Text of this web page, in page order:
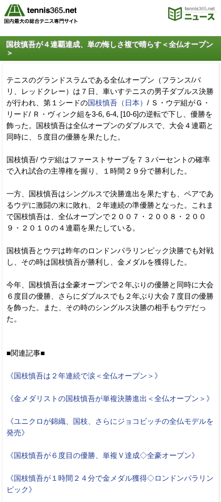
国枝慎吾が４連覇達成、単の悔しさ複で晴らす＜全仏オープン
＞
テニスのグランドスラムである全仏オープン（フランス/パ
リ、レッドクレー）は７日、車いすテニスの男子ダブルス決勝
が行われ、第１シードの国枝慎吾（日本） / Ｓ・ウデ組がＧ・
リード/ Ｒ・ヴィンク組を3-6, 6-4, [10-6]の逆転で下し、優勝を
飾った。国枝慎吾は全仏オープンのダブルスで、大会４連覇と
同時に、５度目の優勝を果たした。
国枝慎吾/ ウデ組はファーストサーブを７３パーセントの確率
で入れ試合の主導権を握り、１時間２９分で勝利した。
一方、国枝慎吾はシングルスで決勝進出を果たすも、ペアであ
るウデに激闘の末に敗れ、２年連続の準優勝となった。これま
で国枝慎吾は、全仏オープンで２００７・２００８・２００
９・２０１０の４連覇を果たしている。
国枝慎吾とウデは昨年のロンドンパラリンピック決勝でも対戦
し、その時は国枝慎吾が勝利し、金メダルを獲得した。
今年、国枝慎吾は全豪オープンで２年ぶりの優勝と同時に大会
６度目の優勝、さらにダブルスでも２年ぶり大会７度目の優勝
を飾った。また、その時のシングルス決勝の相手もウデだっ
た。
■関連記事■
《国枝慎吾は２年連続で涙＜全仏オープン＞》
《金メダリストの国枝慎吾が単複決勝進出＜全仏オープン＞》
《ユニクロが錦織、国枝、さらにジョコビッチの全仏モデルを
発売》
《国枝慎吾が６度目の優勝、単複Ｖ達成◇全豪オープン》
《国枝慎吾が１時間２４分で金メダル獲得◇ロンドンパラリン
ピック》